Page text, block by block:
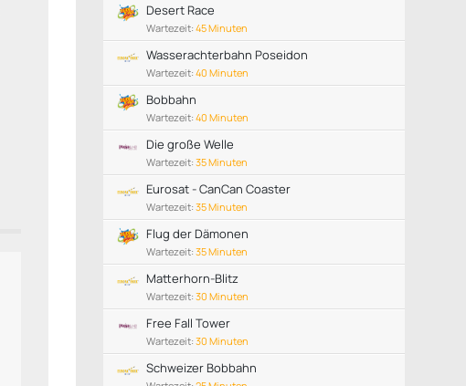
Desert Race
Wartezeit: 45 Minuten
Wasserachterbahn Poseidon
Wartezeit: 40 Minuten
Bobbahn
Wartezeit: 40 Minuten
Die große Welle
Wartezeit: 35 Minuten
Eurosat - CanCan Coaster
Wartezeit: 35 Minuten
Flug der Dämonen
Wartezeit: 35 Minuten
Matterhorn-Blitz
Wartezeit: 30 Minuten
Free Fall Tower
Wartezeit: 30 Minuten
Schweizer Bobbahn